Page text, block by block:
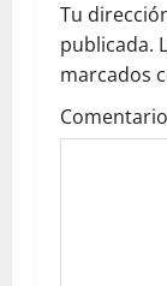
Tu
publicada.
marcados
Comentario